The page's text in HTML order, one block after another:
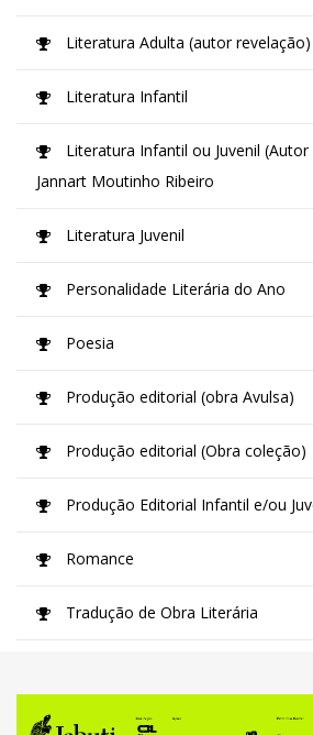
Literatura Adulta (autor revelação)
Literatura Infantil
Literatura Infantil ou Juvenil
Jannart Moutinho Ribeiro
Literatura Juvenil
Personalidade Literária do Ano
Poesia
Produção editorial (obra Avulsa)
Produção editorial (Obra coleção)
Produção Editorial Infantil e/ou
Romance
Tradução de Obra Literária